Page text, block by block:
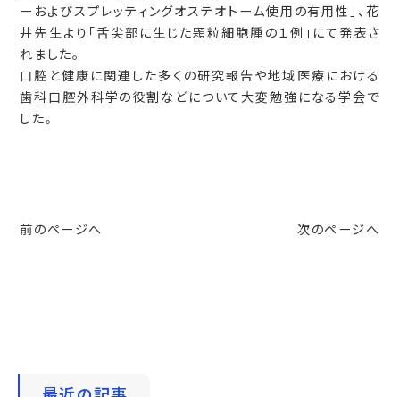
ーおよびスプレッティングオステオトーム使用の有用性」、花
井先生より「舌尖部に生じた顆粒細胞腫の１例」にて発表さ
れました。
口腔と健康に関連した多くの研究報告や地域医療における
歯科口腔外科学の役割などについて大変勉強になる学会で
した。
前のページへ 次のページへ